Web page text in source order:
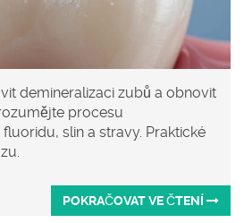
demineralizaci zubů a obnovit
procesu
slin a stravy. Praktické
POKRAČOVAT VE ČTENÍ